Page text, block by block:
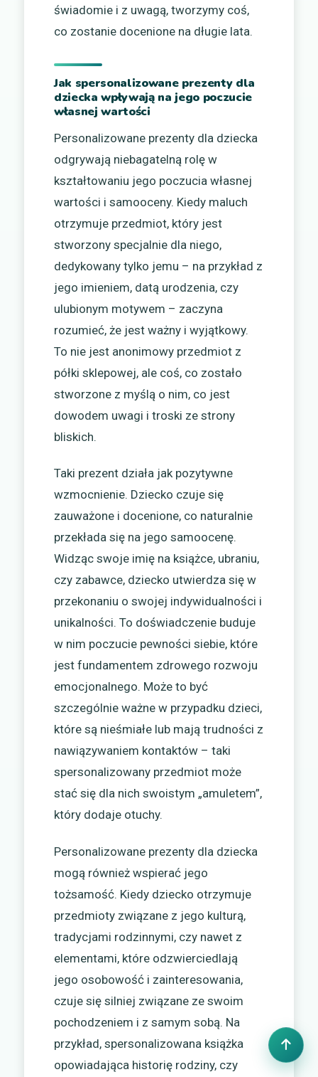
świadomie i z uwagą, tworzymy coś,
co zostanie docenione na długie lata.
Jak spersonalizowane prezenty dla
dziecka wpływają na jego poczucie
własnej wartości
Personalizowane prezenty dla dziecka
odgrywają niebagatelną rolę w
kształtowaniu jego poczucia własnej
wartości i samooceny. Kiedy maluch
otrzymuje przedmiot, który jest
stworzony specjalnie dla niego,
dedykowany tylko jemu – na przykład z
jego imieniem, datą urodzenia, czy
ulubionym motywem – zaczyna
rozumieć, że jest ważny i wyjątkowy.
To nie jest anonimowy przedmiot z
półki sklepowej, ale coś, co zostało
stworzone z myślą o nim, co jest
dowodem uwagi i troski ze strony
bliskich.
Taki prezent działa jak pozytywne
wzmocnienie. Dziecko czuje się
zauważone i docenione, co naturalnie
przekłada się na jego samoocenę.
Widząc swoje imię na książce, ubraniu,
czy zabawce, dziecko utwierdza się w
przekonaniu o swojej indywidualności i
unikalności. To doświadczenie buduje
w nim poczucie pewności siebie, które
jest fundamentem zdrowego rozwoju
emocjonalnego. Może to być
szczególnie ważne w przypadku dzieci,
które są nieśmiałe lub mają trudności z
nawiązywaniem kontaktów – taki
spersonalizowany przedmiot może
stać się dla nich swoistym „amuletem”,
który dodaje otuchy.
Personalizowane prezenty dla dziecka
mogą również wspierać jego
tożsamość. Kiedy dziecko otrzymuje
przedmioty związane z jego kulturą,
tradycjami rodzinnymi, czy nawet z
elementami, które odzwierciedlają
jego osobowość i zainteresowania,
czuje się silniej związane ze swoim
pochodzeniem i z samym sobą. Na
przykład, spersonalizowana książka
opowiadająca historię rodziny, czy